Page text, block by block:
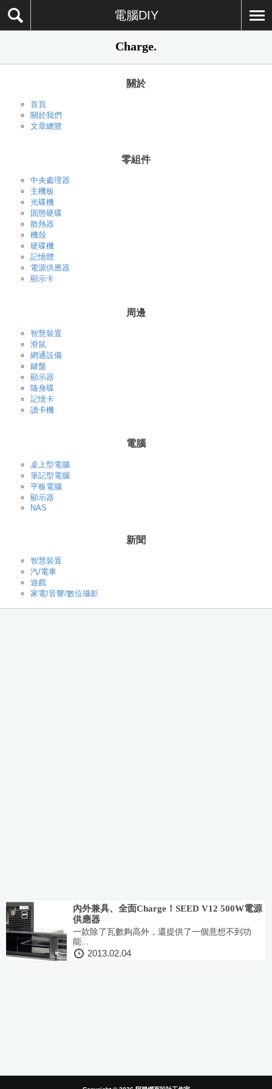
電腦DIY
Charge.
關於
首頁
關於我們
文章總覽
零組件
中央處理器
主機板
光碟機
固態硬碟
散熱器
機殼
硬碟機
記憶體
電源供應器
顯示卡
周邊
智慧裝置
滑鼠
網通設備
鍵盤
顯示器
隨身碟
記憶卡
讀卡機
電腦
桌上型電腦
筆記型電腦
平板電腦
顯示器
NAS
新聞
智慧裝置
汽/電車
遊戲
家電/音響/數位攝影
內外兼具、全面Charge！SEED V12 500W電源
供應器
一款除了瓦數夠高外，還提供了一個意想不到功
能...
2013.02.04